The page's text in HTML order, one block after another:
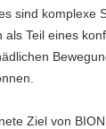
sind komplexe
als Teil eines
Ziel von